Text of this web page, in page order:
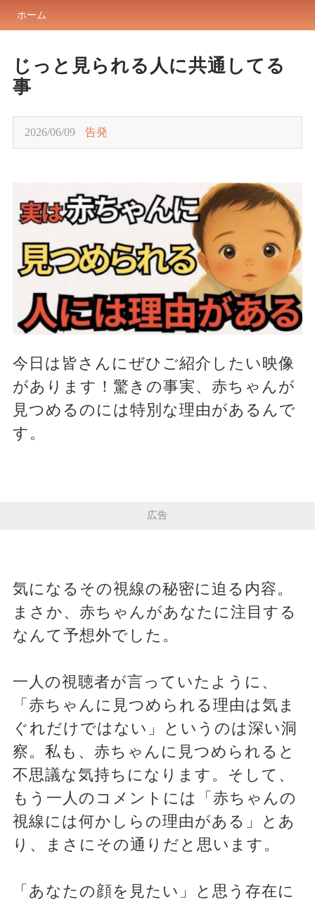
ホーム
じっと見られる人に共通してる
事
2026/06/09 告発
今日は皆さんにぜひご紹介したい映像
があります！驚きの事実、赤ちゃんが
見つめるのには特別な理由があるんで
す。
広告
気になるその視線の秘密に迫る内容。
まさか、赤ちゃんがあなたに注目する
なんて予想外でした。
一人の視聴者が言っていたように、
「赤ちゃんに見つめられる理由は気ま
ぐれだけではない」というのは深い洞
察。私も、赤ちゃんに見つめられると
不思議な気持ちになります。そして、
もう一人のコメントには「赤ちゃんの
視線には何かしらの理由がある」とあ
り、まさにその通りだと思います。
「あなたの顔を見たい」と思う存在に